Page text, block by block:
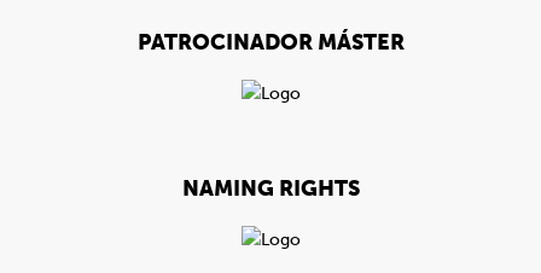
PATROCINADOR MÁSTER
NAMING RIGHTS